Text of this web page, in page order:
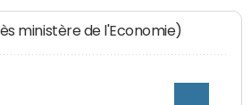
ministère de l'Economie)